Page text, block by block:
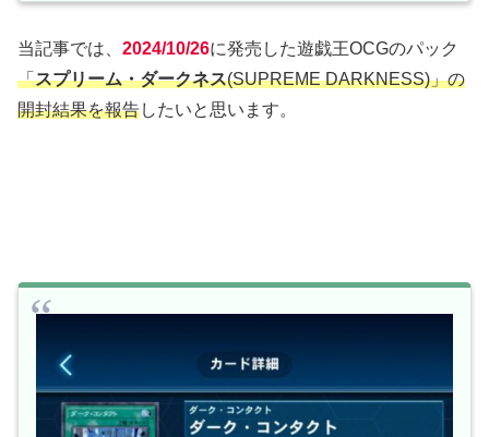
当記事では、 2024/10/26に発売した遊戯王OCGのパック
「スプリーム・ダークネス(SUPREME DARKNESS)」の
開封結果を報告したいと思います。